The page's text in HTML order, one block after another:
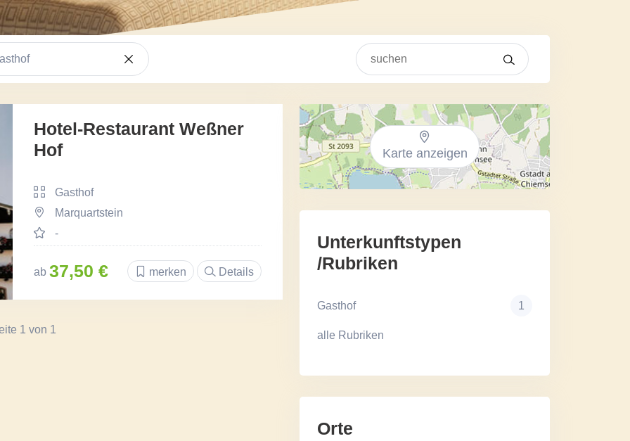
Hotel-Restaurant Weßner
Hof
Gasthof
Marquartstein
-
ab 37,50 € merken Details
1 von 1
Karte anzeigen
Unterkunftstypen
/Rubriken
Gasthof 1
alle Rubriken
Orte